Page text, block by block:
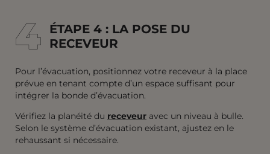
4
4
ÉTAPE 4 : LA POSE DU
RECEVEUR
Pour l’évacuation, positionnez votre receveur à la place
prévue en tenant compte d’un espace suffisant pour
intégrer la bonde d’évacuation.
Vérifiez la planéité du receveur avec un niveau à bulle.
Selon le système d’évacuation existant, ajustez en le
rehaussant si nécessaire.